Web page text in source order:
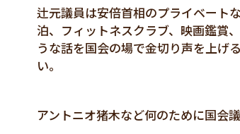
辻元議員は安倍首相のプライベート
泊、フィットネスクラブ、映画鑑賞
うな話を国会の場で金切り声を上げ
い。
アントニオ猪木など何のために国会